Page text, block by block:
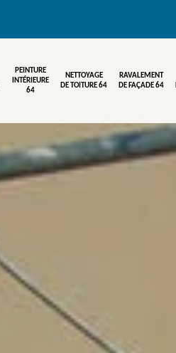
PEINTURE
INTÉRIEURE
64
NETTOYAGE
DE TOITURE 64
RAVALEMENT
DE FAÇADE 64